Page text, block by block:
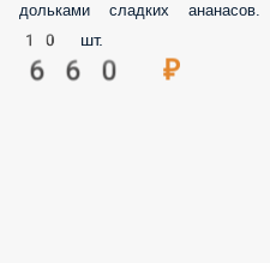
дольками сладких
10 шт.
660 ₽